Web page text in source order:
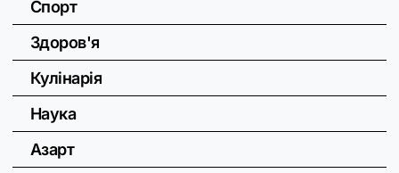
Спорт
Здоров'я
Кулінарія
Наука
Азарт